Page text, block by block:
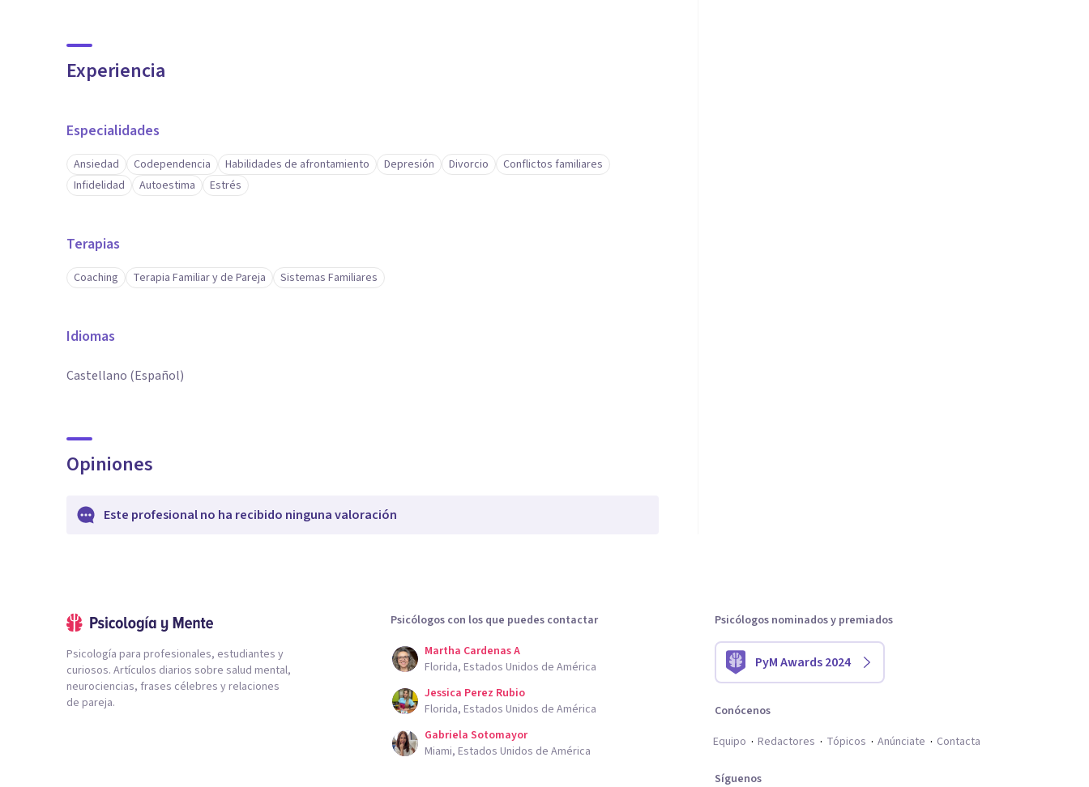
Experiencia
Especialidades
Ansiedad Codependencia Habilidades de afrontamiento Depresión Divorcio
Conflictos familiares
Infidelidad
Autoestima Estrés
Terapias
Coaching Terapia Familiar y de Pareja Sistemas Familiares
Idiomas
Castellano (Español)
Opiniones
Este profesional no ha recibido ninguna valoración
Psicología para profesionales, estudiantes y
curiosos. Artículos diarios sobre salud mental,
neurociencias, frases célebres y relaciones
de pareja.
Psicólogos con los que puedes contactar
Martha Cardenas A
Florida, Estados Unidos de América
Jessica Perez Rubio
Florida, Estados Unidos de América
Gabriela Sotomayor
Miami, Estados Unidos de América
Psicólogos nominados y premiados
PyM Awards 2024
Conócenos
Equipo
Redactores Tópicos Anúnciate Contacta
Síguenos